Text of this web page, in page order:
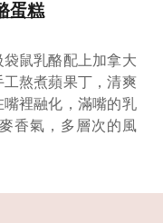
蛋糕
鼠乳酪配上加拿大
熬煮蘋果丁，清爽
裡融化，滿嘴的乳
香氣，多層次的風